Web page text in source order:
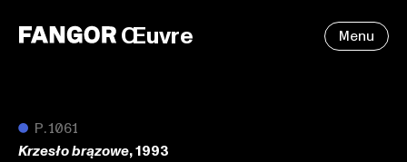
Œuvre Menu
● P.1061
Krzesło brązowe, 1993